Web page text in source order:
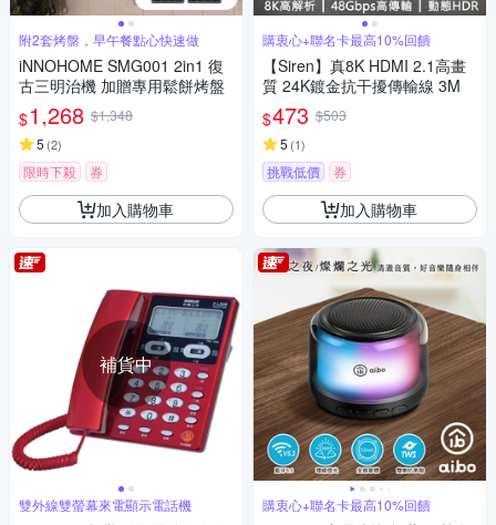
附2套烤盤，早午餐點心快速做
iNNOHOME SMG001 2in1 復
古三明治機 加贈專用鬆餅烤盤
$1,268 $1,348
5 (2)
限時下殺 券
加入購物車
補貨中
雙外線雙螢幕來電顯示電話機
購衷心+聯名卡最高10%回饋
【Siren】真8K HDMI 2.1高畫
質 24K鍍金抗干擾傳輸線 3M
$473 $503
5 (1)
挑戰低價 券
加入購物車
購衷心+聯名卡最高10%回饋